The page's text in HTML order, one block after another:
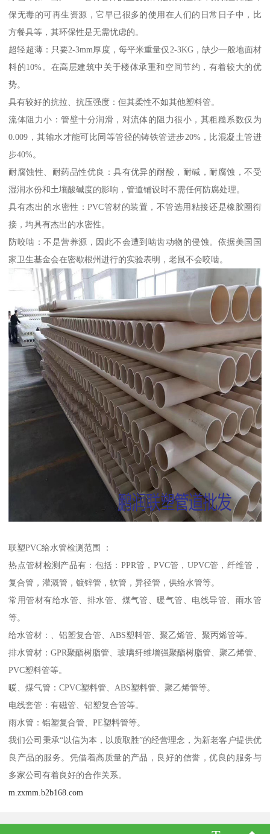
保无毒的可再生资源，它早已很多的使用在人们的日常日子中，比
方餐具等，其环保性是无需忧虑的。
超轻超薄：只要2-3mm厚度，每平米重量仅2-3KG，缺少一般地面材
料的10%。在高层建筑中关于楼体承重和空间节约，有着较大的优
势。
具有较好的抗拉、抗压强度：但其柔性不如其他塑料管。
流体阻力小：管壁十分润滑，对流体的阻力很小，其粗糙系数仅为
0.009，其输水才能可比同等管径的铸铁管进步20%，比混凝土管进
步40%。
耐腐蚀性、耐药品性优良：具有优异的耐酸，耐碱，耐腐蚀，不受
湿润水份和土壤酸碱度的影响，管道铺设时不需任何防腐处理。
具有杰出的水密性：PVC管材的装置，不管选用粘接还是橡胶圈衔
接，均具有杰出的水密性。
防咬啮：不是营养源，因此不会遭到啮齿动物的侵蚀。依据美国国
家卫生基金会在密歇根州进行的实验表明，老鼠不会咬啮。
联塑PVC给水管检测范围 ：
热点管材检测产品有：包括：PPR管，PVC管，UPVC管，纤维管，
复合管，灌溉管，镀锌管，软管，异径管，供给水管等。
常用管材有给水管、排水管、煤气管、暖气管、电线导管、雨水管
等。
给水管材：、铝塑复合管、ABS塑料管、聚乙烯管、聚丙烯管等。
排水管材：GPR聚酯树脂管、玻璃纤维增强聚酯树脂管、聚乙烯管、
PVC塑料管等。
暖、煤气管：CPVC塑料管、ABS塑料管、聚乙烯管等。
电线套管：有磁管、铝塑复合管等。
雨水管：铝塑复合管、PE塑料管等。
我们公司秉承“以信为本，以质取胜”的经营理念，为新老客户提供优
良产品的服务。凭借着高质量的产品，良好的信誉，优良的服务与
多家公司有着良好的合作关系。
m.zxmm.b2b168.com